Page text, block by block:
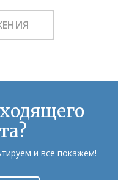
и все покажем!